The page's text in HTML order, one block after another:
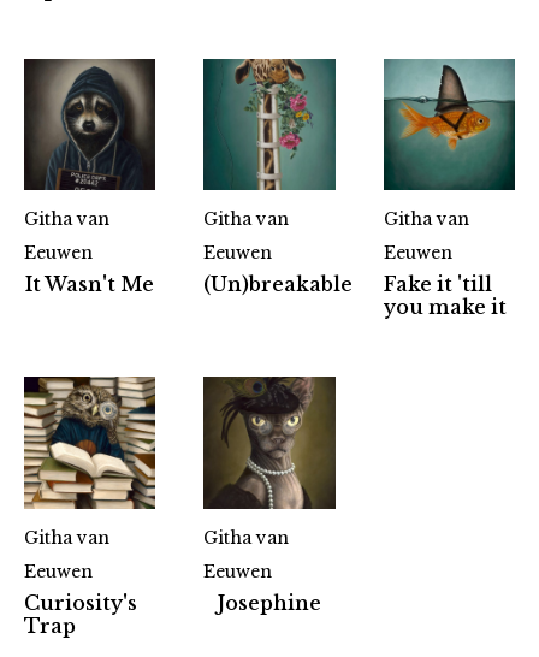
Githa van
Eeuwen
It Wasn't Me
Githa van
Eeuwen
(Un)breakable
Githa van
Eeuwen
Fake it 'till
you make it
Githa van
Eeuwen
Curiosity's
Trap
Githa van
Eeuwen
Josephine
Partners